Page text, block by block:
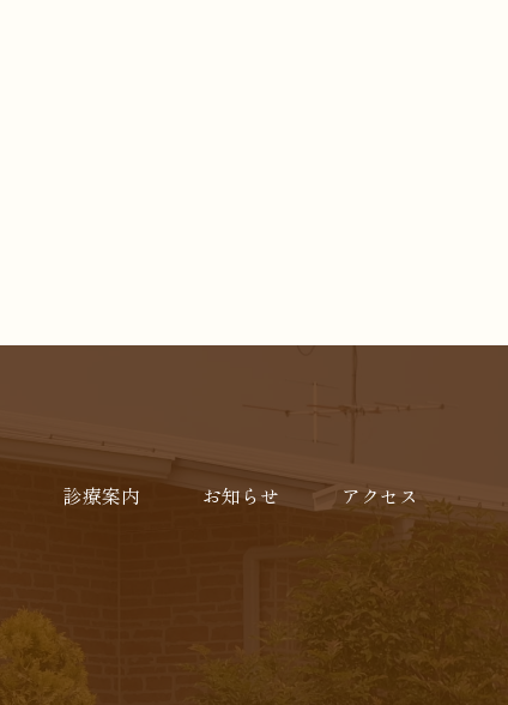
診療案内 お知らせ アクセス